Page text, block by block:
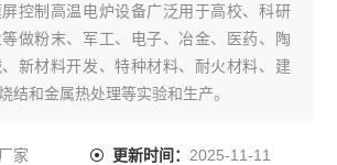
控制高温电炉设备广泛用于高校、科研
做粉末、军工、电子、冶金、医药、陶
新材料开发、特种材料、耐火材料、建
结和金属热处理等实验和生产。
家 更新时间： 2025-11-11